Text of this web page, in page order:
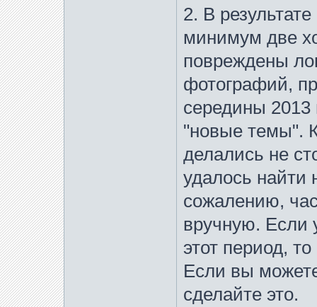
2. В
минимум две
повреждены
фотографий,
середины 2013
"новые темы".
делались не
удалось найти
сожалению,
вручную. Если
этот период,
Если вы
сделайте это.